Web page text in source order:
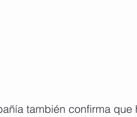
también confirma